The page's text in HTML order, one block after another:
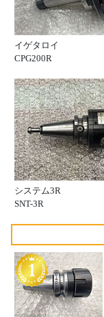
イゲタロイ
CPG200R
システム3R
SNT-3R